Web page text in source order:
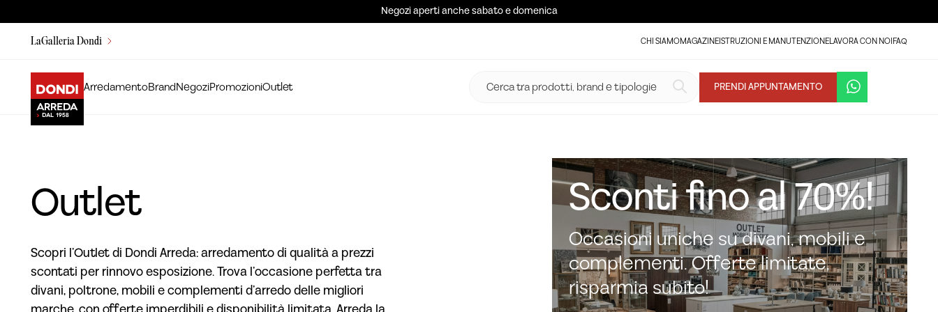
Negozi aperti anche sabato e domenica
LaGalleria Dondi CHI SIAMOMAGAZINEISTRUZIONI E MANUTENZIONELAVORA CON NOIFAQ
ArredamentoBrandNegoziPromozioniOutlet PRENDI APPUNTAMENTO
Outlet
Scopri l’Outlet di Dondi Arreda: arredamento di qualità a prezzi
scontati per rinnovo esposizione. Trova l’occasione perfetta tra
divani, poltrone, mobili e complementi d’arredo delle migliori
Sconti fino al 70%!
Occasioni uniche su divani, mobili e
complementi. Offerte limitate,
risparmia subito!